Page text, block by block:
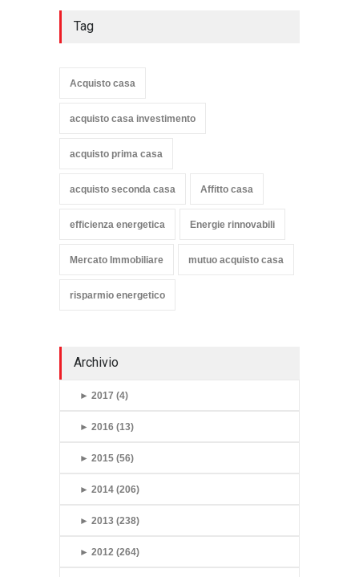
Tag
Acquisto casa
acquisto casa investimento
acquisto prima casa
acquisto seconda casa Affitto casa
efficienza energetica Energie rinnovabili
Mercato Immobiliare mutuo acquisto casa
risparmio energetico
Archivio
► 2017 (4)
► 2016 (13)
► 2015 (56)
► 2014 (206)
► 2013 (238)
► 2012 (264)